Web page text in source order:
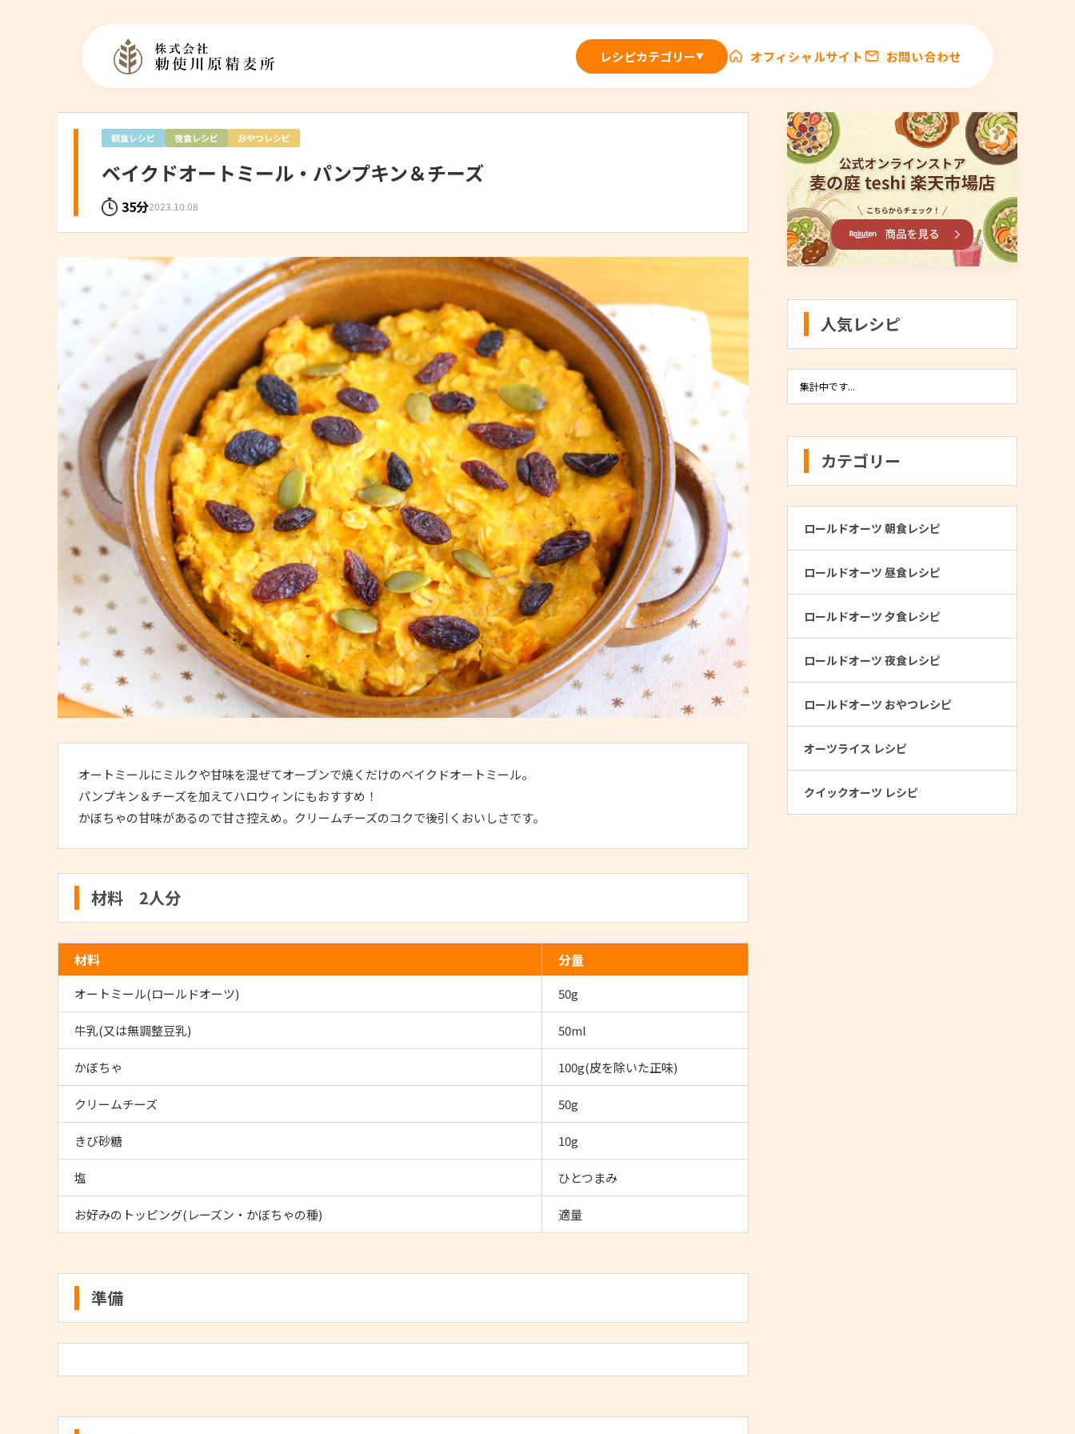
レシピカテゴリー▼ オフィシャルサイト お問い合わせ
朝食レシピ 夜食レシピ おやつレシピ
ベイクドオートミール・パンプキン＆チーズ
35分2023.10.08
オートミールにミルクや甘味を混ぜてオーブンで焼くだけのベイクドオートミール。
パンプキン＆チーズを加えてハロウィンにもおすすめ！
かぼちゃの甘味があるので甘さ控えめ。クリームチーズのコクで後引くおいしさです。
材料 2人分
材料 分量
オートミール(ロールドオーツ) 50g
牛乳(又は無調整豆乳) 50ml
かぼちゃ 100g(皮を除いた正味)
クリームチーズ 50g
きび砂糖 10g
塩 ひとつまみ
お好みのトッピング(レーズン・かぼちゃの種) 適量
準備
人気レシピ
集計中です...
カテゴリー
ロールドオーツ 朝食レシピ
ロールドオーツ 昼食レシピ
ロールドオーツ 夕食レシピ
ロールドオーツ 夜食レシピ
ロールドオーツ おやつレシピ
オーツライス レシピ
クイックオーツ レシピ